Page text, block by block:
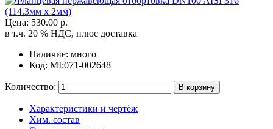
Цена: 530.00 р.
в т.ч. 20 % НДС, плюс доставка
Наличие: много
Код: MI:071-002648
Количество:
Характеристики и чертёж
Хим. состав